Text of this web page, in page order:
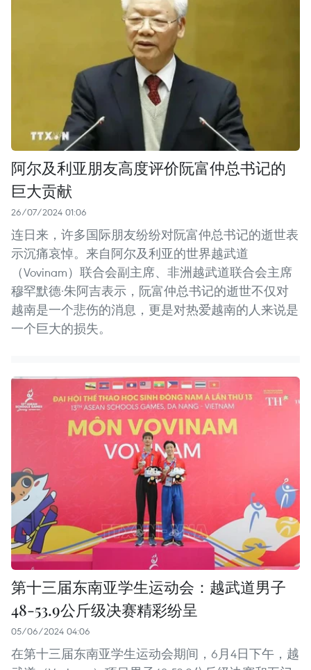
阿尔及利亚朋友高度评价阮富仲总书记的
巨大贡献
26/07/2024 01:06
连日来，许多国际朋友纷纷对阮富仲总书记的逝世表
示沉痛哀悼。来自阿尔及利亚的世界越武道
（Vovinam）联合会副主席、非洲越武道联合会主席
穆罕默德·朱阿吉表示，阮富仲总书记的逝世不仅对
越南是一个悲伤的消息，更是对热爱越南的人来说是
一个巨大的损失。
第十三届东南亚学生运动会：越武道男子
48-53.9公斤级决赛精彩纷呈
05/06/2024 04:06
在第十三届东南亚学生运动会期间，6月4日下午，越